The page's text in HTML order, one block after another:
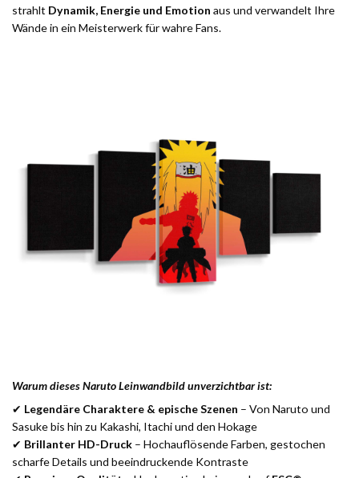
strahlt Dynamik, Energie und Emotion aus und verwandelt Ihre
Wände in ein Meisterwerk für wahre Fans.
Warum dieses Naruto Leinwandbild unverzichtbar ist:
✔ Legendäre Charaktere & epische Szenen – Von Naruto und
Sasuke bis hin zu Kakashi, Itachi und den Hokage
✔ Brillanter HD-Druck – Hochauflösende Farben, gestochen
scharfe Details und beeindruckende Kontraste